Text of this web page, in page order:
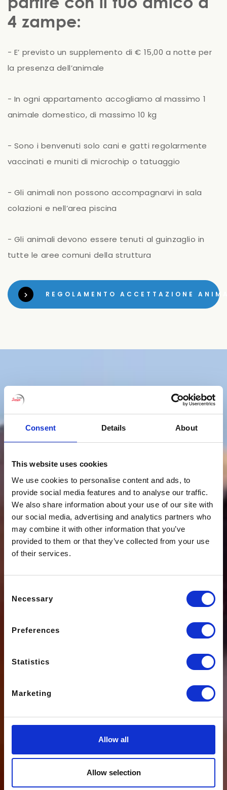
Consent Details About
This website uses cookies
We use cookies to personalise content and ads, to
provide social media features and to analyse our traffic.
We also share information about your use of our site with
our social media, advertising and analytics partners who
may combine it with other information that you’ve
provided to them or that they’ve collected from your use
of their services.
Selection
Necessary
Preferences
Statistics
Marketing
Allow all
Allow selection
4 zampe:
- E’ previsto un supplemento di € 15,00 a notte per
la presenza dell’animale
- In ogni appartamento accogliamo al massimo 1
animale domestico, di massimo 10 kg
- Sono i benvenuti solo cani e gatti regolarmente
vaccinati e muniti di microchip o tatuaggio
- Gli animali non possono accompagnarvi in sala
colazioni e nell’area piscina
- Gli animali devono essere tenuti al guinzaglio in
tutte le aree comuni della struttura
REGOLAMENTO ACCETTAZIONE